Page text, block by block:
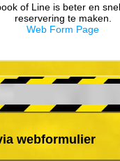
of Line is beter en
reservering te maken.
Web Form Page
webformulier